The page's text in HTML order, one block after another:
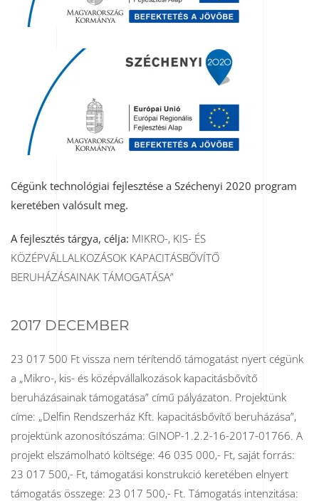
Cégünk technológiai fejlesztése a Széchenyi 2020 program
keretében valósult meg.
A fejlesztés tárgya, célja: MIKRO-, KIS- ÉS
KÖZÉPVÁLLALKOZÁSOK KAPACITÁSBŐVÍTŐ
BERUHÁZÁSAINAK TÁMOGATÁSA”
2017 DECEMBER
23 017 500 Ft vissza nem térítendő támogatást nyert cégünk
a „Mikro-, kis- és középvállalkozások kapacitásbővítő
beruházásainak támogatása” című pályázaton. Projektünk
címe: „Delfin Rendszerház Kft. kapacitásbővítő beruházása”,
projektünk azonosítószáma: GINOP-1.2.2-16-2017-01766. A
projekt elszámolható költsége: 46 035 000,- Ft, saját forrás:
23 017 500,- Ft, támogatási konstrukció keretében elnyert
támogatás összege: 23 017 500,- Ft. Támogatás intenzitása: